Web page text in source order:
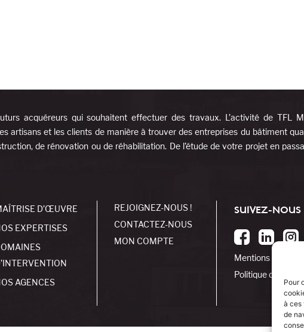
Pour
à ces
de
acquéreurs qui souhaitent effectuer des travaux. L’activité de TFL
artisans et les clients de manière à trouver des entreprises du bâtiment
de rénovation ou de réhabilitation. De l’étude de votre projet en
D’ŒUVRE
EXPERTISES
AGENCES
REJOIGNEZ-NOUS !
CONTACTEZ-NOUS
MON COMPTE
SUIVEZ-NOUS
Mentions légales
Politique de